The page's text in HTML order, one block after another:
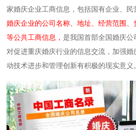
家婚庆企业工商信息，包括国有企业、
婚庆企业的公司名称、地址、经营范围
等公共工商信息，是我国首部全国婚庆
对促进重庆婚庆行业的信息交流，加强
动技术进步和管理创新有积极的现实意义